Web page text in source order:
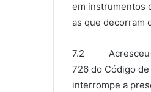
em instrumentos
as que decorram
7.2 Acresceu-
726 do Código
interrompe a